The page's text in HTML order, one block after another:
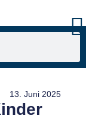
13. Juni 2025